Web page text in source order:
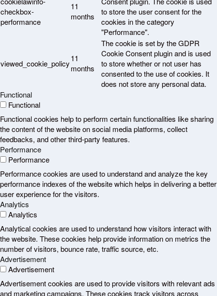
checkbox-
performance
11
months
to store the user consent for the
cookies in the category
"Performance".
viewed_cookie_policy
11
months
The cookie is set by the GDPR
Cookie Consent plugin and is used
to store whether or not user has
consented to the use of cookies. It
does not store any personal data.
Functional
Functional
Functional cookies help to perform certain functionalities like sharing
the content of the website on social media platforms, collect
feedbacks, and other third-party features.
Performance
Performance
Performance cookies are used to understand and analyze the key
performance indexes of the website which helps in delivering a better
user experience for the visitors.
Analytics
Analytics
Analytical cookies are used to understand how visitors interact with
the website. These cookies help provide information on metrics the
number of visitors, bounce rate, traffic source, etc.
Advertisement
Advertisement
Advertisement cookies are used to provide visitors with relevant ads
and marketing campaigns. These cookies track visitors across